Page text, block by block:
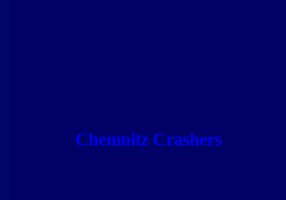
Chemnitz Crashers